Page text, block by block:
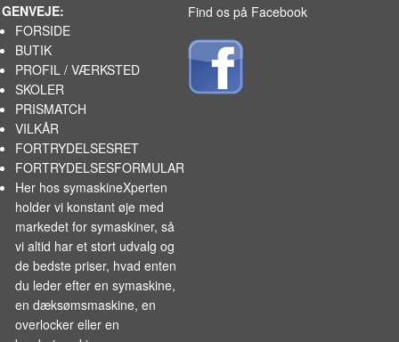
GENVEJE:
FORSIDE
BUTIK
PROFIL / VÆRKSTED
SKOLER
PRISMATCH
VILKÅR
FORTRYDELSESRET
FORTRYDELSESFORMULAR
Her hos symaskineXperten
holder vi konstant øje med
markedet forsymaskiner, så
vi altid har et stort udvalg og
de bedste priser, hvad enten
du leder efter en symaskine,
en dæksømsmaskine, en
overlocker eller en
Find os på Facebook